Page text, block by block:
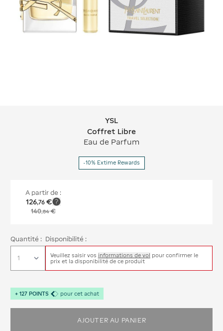
YSL Coffret LibreYSL
Coffret Libre
Eau de Parfum
-10% Extime Rewards
A partir de :
126,76 €
140,84€
Quantité : Disponibilité :
Veuillez saisir vos informations de vol pour confirmer le
prix et la disponibilité de ce produit
+ 127 POINTS pour cet achat
AJOUTER AU PANIER